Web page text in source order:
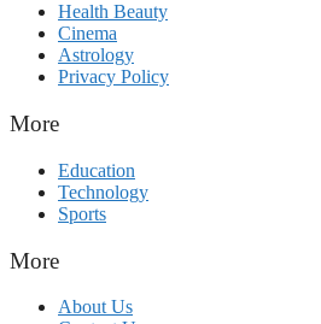
Health Beauty
Cinema
Astrology
Privacy Policy
More
Education
Technology
Sports
More
About Us